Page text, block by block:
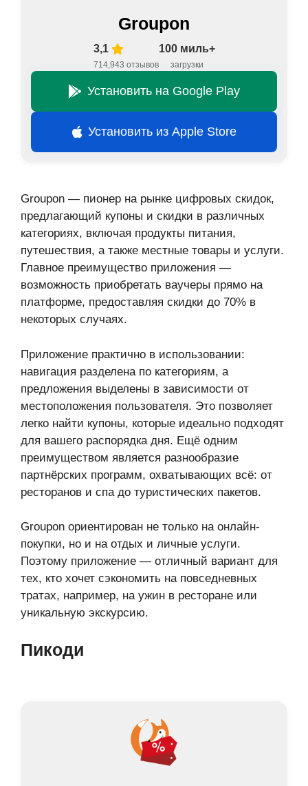
Groupon
3,1
714,943 отзывов
100 миль+
загрузки
Установить на Google Play
Установить из Apple Store
Groupon — пионер на рынке цифровых скидок,
предлагающий купоны и скидки в различных
категориях, включая продукты питания,
путешествия, а также местные товары и услуги.
Главное преимущество приложения —
возможность приобретать ваучеры прямо на
платформе, предоставляя скидки до 70% в
некоторых случаях.
Приложение практично в использовании:
навигация разделена по категориям, а
предложения выделены в зависимости от
местоположения пользователя. Это позволяет
легко найти купоны, которые идеально подходят
для вашего распорядка дня. Ещё одним
преимуществом является разнообразие
партнёрских программ, охватывающих всё: от
ресторанов и спа до туристических пакетов.
Groupon ориентирован не только на онлайн-
покупки, но и на отдых и личные услуги.
Поэтому приложение — отличный вариант для
тех, кто хочет сэкономить на повседневных
тратах, например, на ужин в ресторане или
уникальную экскурсию.
Пикоди